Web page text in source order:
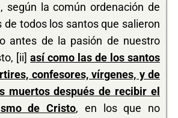
según la común ordenación de
de todos los santos que salieron
antes de la pasión de nuestro
[ii] así como las de los santos
confesores, vírgenes, y de
muertos después de recibir el
de Cristo, en los que no